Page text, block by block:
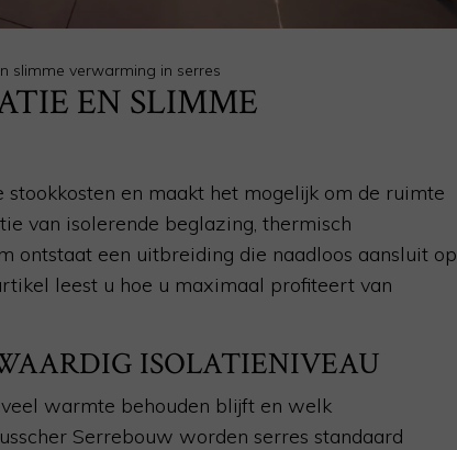
slimme verwarming in serres
EN SLIMME
en maakt het mogelijk om de ruimte
van isolerende beglazing, thermisch
ontstaat een uitbreiding die naadloos aansluit op
leest u hoe u maximaal profiteert van
ISOLATIENIVEAU
warmte behouden blijft en welk
Serrebouw worden serres standaard